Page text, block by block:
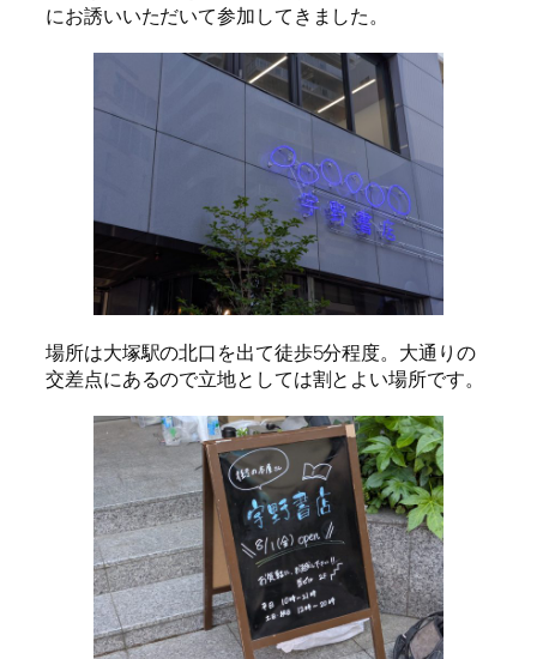
にお誘いいただいて参加してきました。
場所は大塚駅の北口を出て徒歩5分程度。大通りの
交差点にあるので立地としては割とよい場所です。